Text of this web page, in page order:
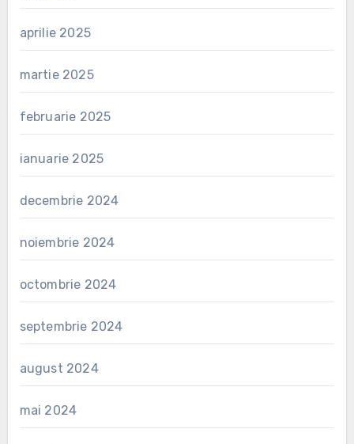
aprilie 2025
martie 2025
februarie 2025
ianuarie 2025
decembrie 2024
noiembrie 2024
octombrie 2024
septembrie 2024
august 2024
mai 2024